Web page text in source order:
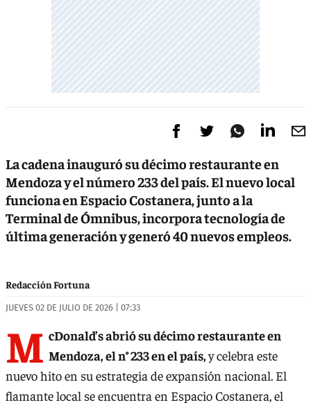
La cadena inauguró su décimo restaurante en
Mendoza y el número 233 del país. El nuevo local
funciona en Espacio Costanera, junto a la
Terminal de Ómnibus, incorpora tecnología de
última generación y generó 40 nuevos empleos.
Redacción Fortuna
JUEVES 02 DE JULIO DE 2026 | 07:33
M cDonald’s abrió su décimo restaurante en
Mendoza, el n° 233 en el país,y celebra este
nuevo hito en su estrategia de expansión nacional. El
flamante local se encuentra en Espacio Costanera, el